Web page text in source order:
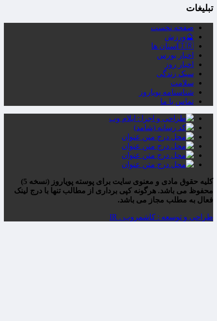
تبلیغات
صفحه نخست
🔮ورزش
🇮🇷استان ها
اخبار بورس
اخبار روز
سبک زندگی
سلامت
شناسنامه پویاروز
تماس با ما
کلیه حقوق مادی و معنوی سایت برای پوسته پویاروز (نسخه 5)
محفوظ می باشد. هرگونه کپی برداری از مطالب تنها با درج لینک
فعال به مطلب مجاز می باشد.
طراحی و توسعه : کاشمروب . IR